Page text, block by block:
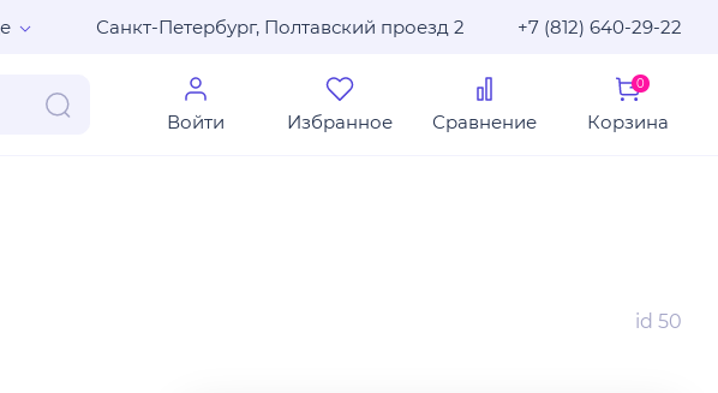
Санкт-Петербург, Полтавский проезд 2 +7 (812) 640-29-22
Войти Избранное Сравнение Корзина
0
id 50